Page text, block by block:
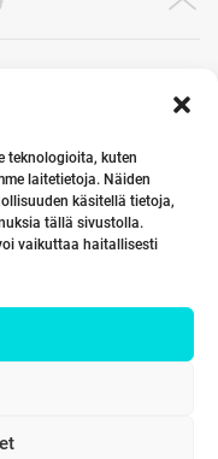
teknologioita, kuten
laitetietoja. Näiden
käsitellä tietoja,
tällä sivustolla.
vaikuttaa haitallisesti